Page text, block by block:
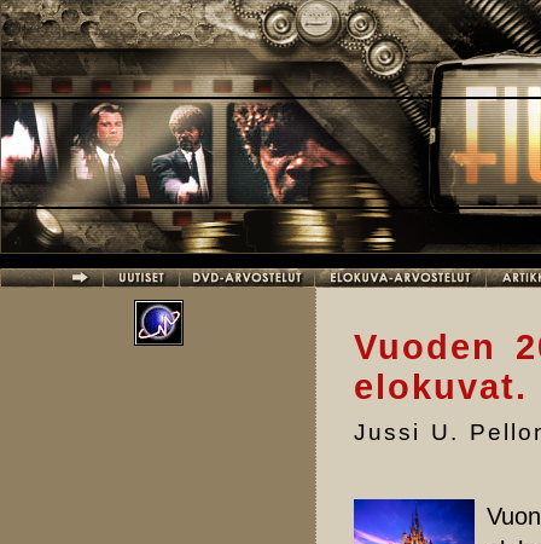
Hyppää pääsisältöön
Vuoden
elokuvat.
Jussi U.